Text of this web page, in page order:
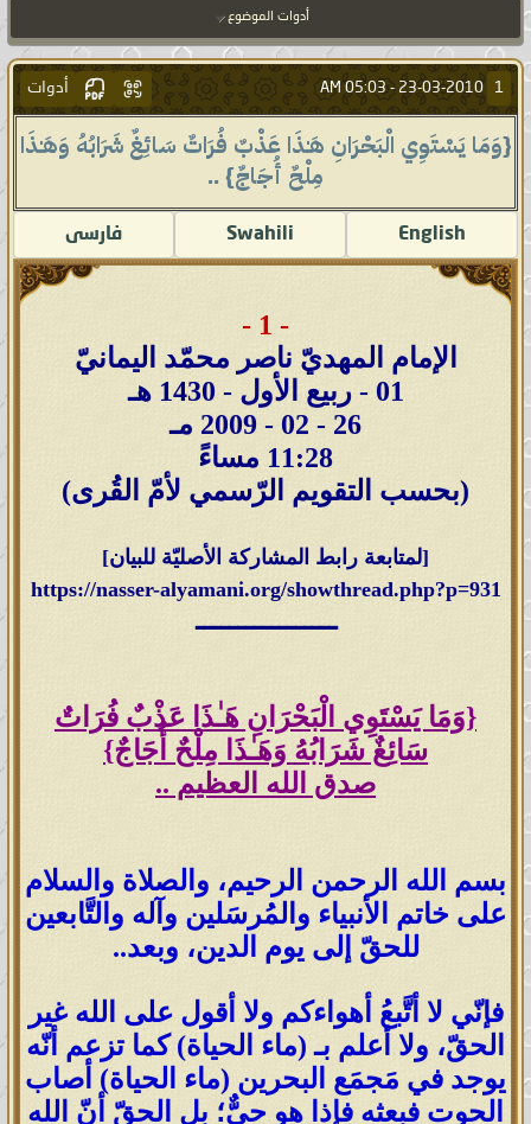
أدوات الموضوع
1
23-03-2010 -
05:03 AM أدوات
{وَمَا يَسْتَوِي الْبَحْرَانِ هَـٰذَا عَذْبٌ فُرَاتٌ سَائِغٌ شَرَابُهُ وَهَـٰذَا
مِلْحٌ أُجَاجٌ} ..
English
Swahili فارسى
- 1 -
الإمام المهديّ ناصر محمّد اليمانيّ
01 - ربيع الأول - 1430 هـ
26 - 02 - 2009 مـ
11:28 مساءً
(بحسب التقويم الرّسمي لأمّ القُرى)
[لمتابعة رابط المشاركة الأصليّة للبيان]
https://nasser-alyamani.org/showthread.php?p=931
ـــــــــــــــــ
{وَمَا يَسْتَوِي الْبَحْرَانِ هَـٰذَا عَذْبٌ فُرَاتٌ
سَائِغٌ شَرَابُهُ وَهَـٰذَا مِلْحٌ أُجَاجٌ}
صدق الله العظيم ..
بسم الله الرحمن الرحيم، والصلاة والسلام
على خاتم الأنبياء والمُرسَلين وآله والتَّابعين
للحقّ إلى يوم الدين، وبعد..
فإنّي لا أتَّبعُ أهواءكم ولا أقول على الله غير
الحقّ، ولا أعلم بـ (ماء الحياة) كما تزعم أنّه
يوجد في مَجمَع البحرين (ماء الحياة) أصاب
الحوت فبعثه فإذا هو حيٌّ؛ بل الحقّ أنّ الله